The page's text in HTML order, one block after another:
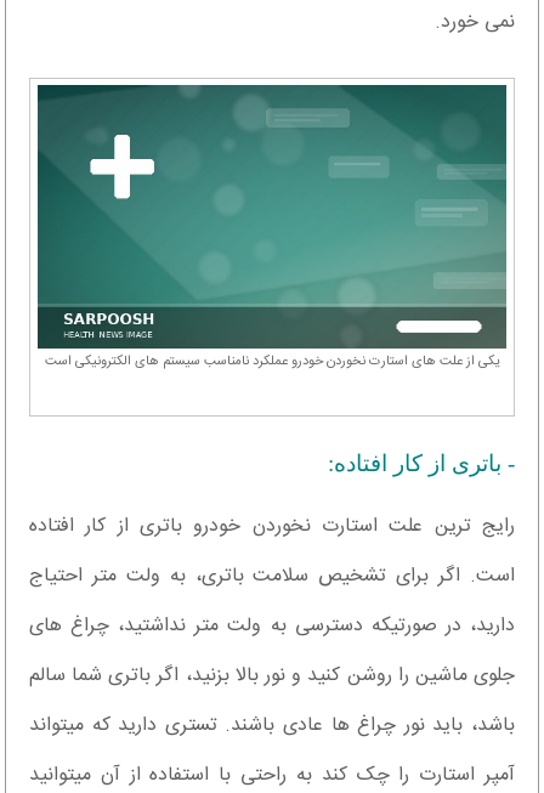
نمی خورد.
یکی از علت های استارت نخوردن خودرو عملکرد نامناسب سیستم های الکترونیکی است
- باتری از کار افتاده:
رایج ترین علت استارت نخوردن خودرو باتری از کار افتاده
است. اگر برای تشخیص سلامت باتری، به ولت متر احتیاج
دارید، در صورتیکه دسترسی به ولت متر نداشتید، چراغ های
جلوی ماشین را روشن کنید و نور بالا بزنید، اگر باتری شما سالم
باشد، باید نور چراغ ها عادی باشند. تستری دارید که میتواند
آمپر استارت را چک کند به راحتی با استفاده از آن میتوانید